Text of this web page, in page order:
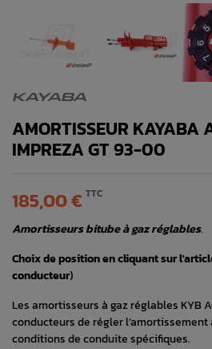
KAYABA
AMORTISSEUR KAYABA
IMPREZA GT 93-00
185,00 € TTC
Amortisseurs bitube à gaz réglables.
Choix de position en cliquant sur
conducteur)
Les amortisseurs à gaz réglables KYB
conducteurs de régler l’amortissement
conditions de conduite spécifiques.